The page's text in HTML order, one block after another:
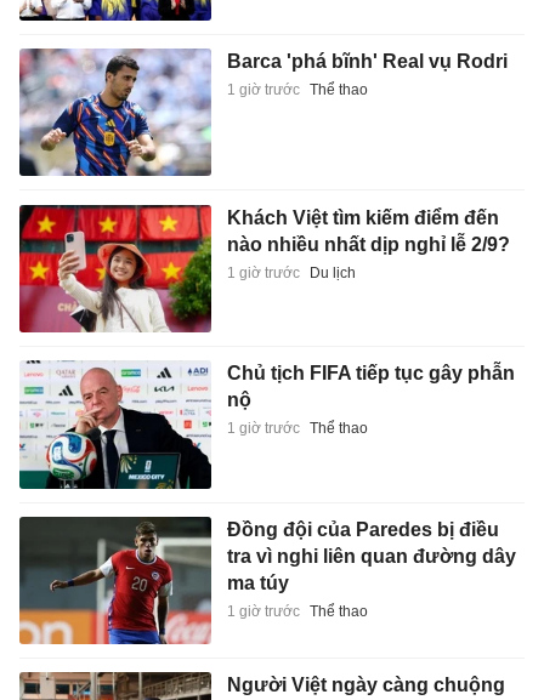
Barca 'phá bĩnh' Real vụ Rodri
1 giờ trước Thể thao
Khách Việt tìm kiếm điểm đến
nào nhiều nhất dịp nghỉ lễ 2/9?
1 giờ trước Du lịch
Chủ tịch FIFA tiếp tục gây phẫn
nộ
1 giờ trước Thể thao
Đồng đội của Paredes bị điều
tra vì nghi liên quan đường dây
ma túy
1 giờ trước Thể thao
Người Việt ngày càng chuộng